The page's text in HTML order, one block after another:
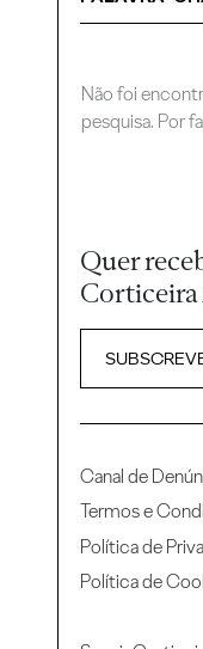
Não foi
pesquisa. Por
Quer
Canal de
Termos e
Política de
Política de